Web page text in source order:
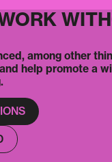
among other
help promote a